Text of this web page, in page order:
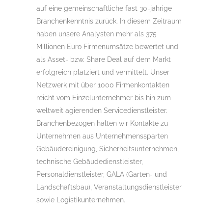
auf eine gemeinschaftliche fast 30-jährige
Branchenkenntnis zurück. In diesem Zeitraum
haben unsere Analysten mehr als 375
Millionen Euro Firmenumsätze bewertet und
als Asset- bzw. Share Deal auf dem Markt
erfolgreich platziert und vermittelt. Unser
Netzwerk mit über 1000 Firmenkontakten
reicht vom Einzelunternehmer bis hin zum
weltweit agierenden Servicedienstleister.
Branchenbezogen halten wir Kontakte zu
Unternehmen aus Unternehmenssparten
Gebäudereinigung, Sicherheitsunternehmen,
technische Gebäudedienstleister,
Personaldienstleister, GALA (Garten- und
Landschaftsbau), Veranstaltungsdienstleister
sowie Logistikunternehmen.